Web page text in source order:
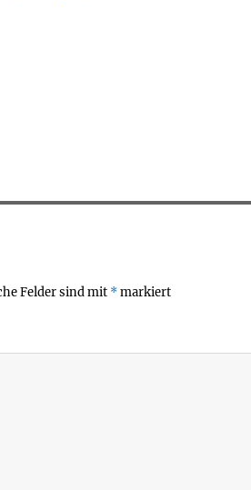
Felder sind mit *markiert